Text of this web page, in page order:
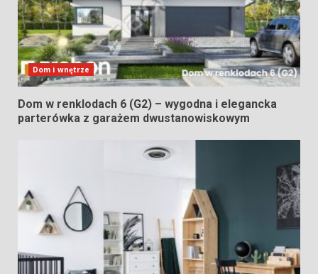
Dom i wnętrze
Dom w renklodach 6 (G2) – wygodna i elegancka
parterówka z garażem dwustanowiskowym